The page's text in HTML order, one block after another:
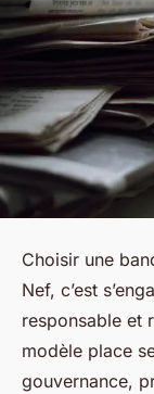
Choisir une
Nef, c’est
responsable et
modèle place
gouvernance,